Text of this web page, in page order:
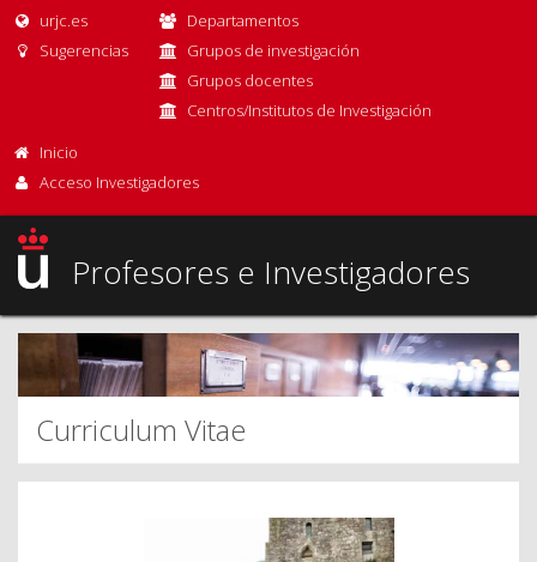
urjc.es
Sugerencias
Departamentos
Grupos de investigación
Grupos docentes
Centros/Institutos de Investigación
Inicio
Acceso Investigadores
Profesores e Investigadores
Curriculum Vitae